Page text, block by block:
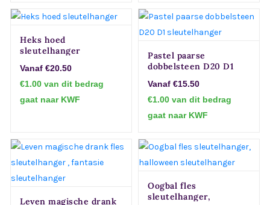
Heks hoed
sleutelhanger
Vanaf €20.50
€1.00 van dit bedrag
gaat naar KWF
Pastel paarse
dobbelsteen D20 D1
Vanaf €15.50
€1.00 van dit bedrag
gaat naar KWF
Leven magische drank
Oogbal fles
sleutelhanger,